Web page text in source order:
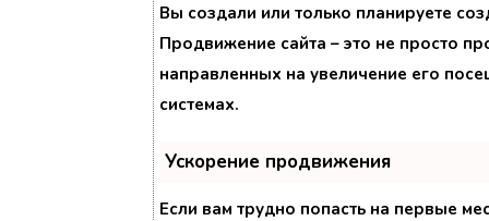
Вы создали или только планируете
Продвижение сайта – это не просто
направленных на увеличение его
системах.
Ускорение продвижения
Если вам трудно попасть на первые